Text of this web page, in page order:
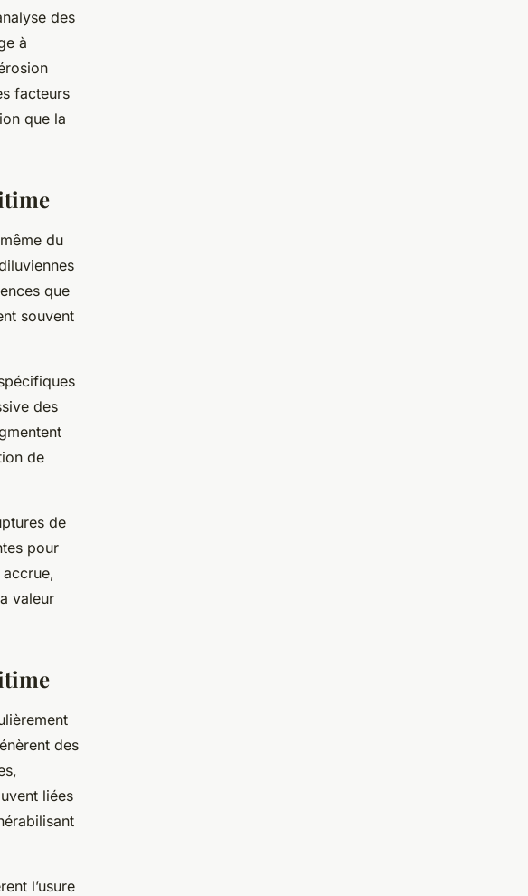
des
à
facteurs
que la
du
que
souvent
des
de
de
pour
valeur
des
liées
l’usure